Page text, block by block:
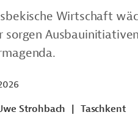
Wirtschaft
sorgen
Strohbach Taschkent